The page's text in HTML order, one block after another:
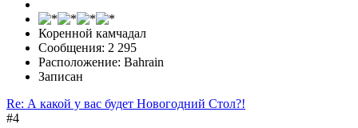
Коренной камчадал
Сообщения: 2 295
Расположение: Bahrain
Записан
Re: А какой у вас будет Новогодний Стол?!
#4